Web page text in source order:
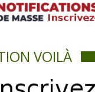
VOILÀ